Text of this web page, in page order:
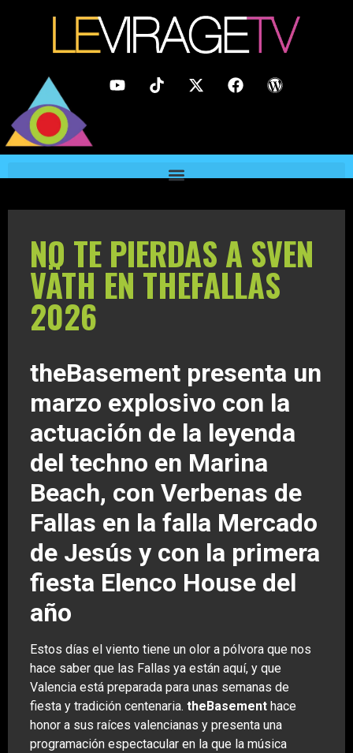
NO TE PIERDAS A SVEN
VÄTH EN THEFALLAS
2026
theBasement presenta un
marzo explosivo con la
actuación de la leyenda
del techno en Marina
Beach, con Verbenas de
Fallas en la falla Mercado
de Jesús y con la primera
fiesta Elenco House del
año
Estos días el viento tiene un olor a pólvora que nos
hace saber que las Fallas ya están aquí, y que
Valencia está preparada para unas semanas de
fiesta y tradición centenaria. theBasement hace
honor a sus raíces valencianas y presenta una
programación espectacular en la que la música